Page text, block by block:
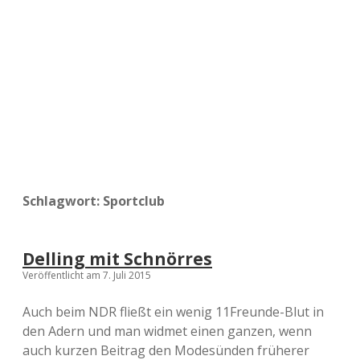
Schlagwort: Sportclub
Delling mit Schnörres
Veröffentlicht am 7. Juli 2015
Auch beim NDR fließt ein wenig 11Freunde-Blut in
den Adern und man widmet einen ganzen, wenn
auch kurzen Beitrag den Modesünden früherer